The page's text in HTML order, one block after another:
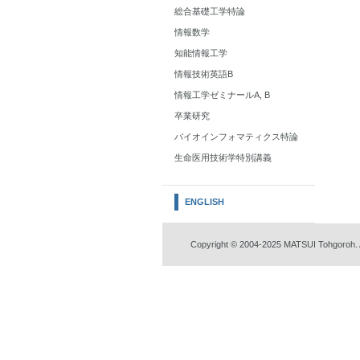
総合基礎工学特論
情報数学
知能情報工学
情報技術英語B
情報工学ゼミナールA, B
卒業研究
バイオインフォマティクス特論
生命医用技術学特別講義
ENGLISH
Copyright © 2004-2025 MATSUI Tohgoroh.